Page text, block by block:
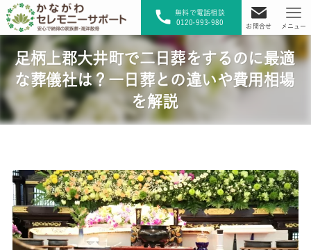
無料で電話相談
0120-993-980
お問合せ メニュー
足柄上郡大井町で二日葬をするのに最適
な葬儀社は？一日葬との違いや費用相場
を解説